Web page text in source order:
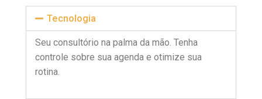
Tecnologia
Seu consultório na palma da mão. Tenha
controle sobre sua agenda e otimize sua
rotina.